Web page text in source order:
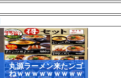
丸源ラーメン来たンゴ
ねｗｗｗｗｗｗｗｗｗ